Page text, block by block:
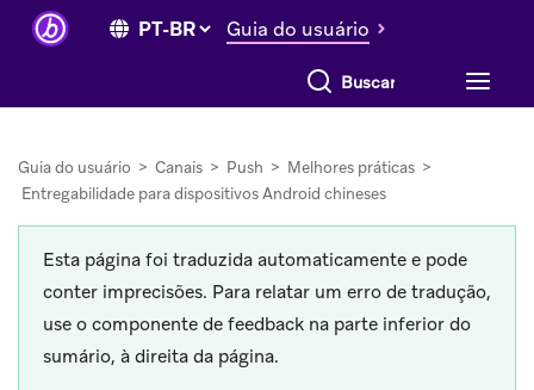
Guia do usuário
Buscar tudo
Guia do usuário > Canais > Push > Melhores práticas >
Entregabilidade para dispositivos Android chineses
Esta página foi traduzida automaticamente e pode
conter imprecisões. Para relatar um erro de tradução,
use o componente de feedback na parte inferior do
sumário, à direita da página.